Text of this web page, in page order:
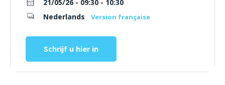
21/05/26 - 09:30 - 10:30
Nederlands
Version française
Schrijf u hier in